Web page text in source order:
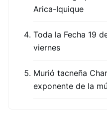
Arica-Iquique
Toda la Fecha 19
viernes
Murió tacneña
exponente de la